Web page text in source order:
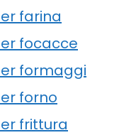
farina
focacce
formaggi
forno
frittura